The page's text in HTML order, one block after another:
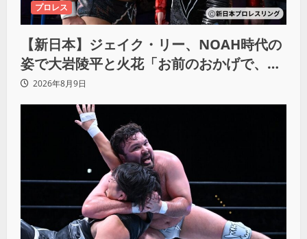
プロレス
【新日本】ジェイク・リー、NOAH時代の
姿で大岩陵平と火花「お前のおかげで、忘
れてたもの思い出したわ」
2026年8月9日